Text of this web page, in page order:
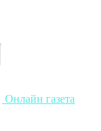
Онлайн газета